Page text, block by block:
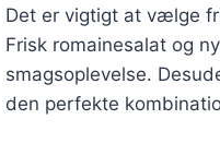
Det er vigtigt at vælge
Frisk romainesalat og
smagsoplevelse.
den perfekte